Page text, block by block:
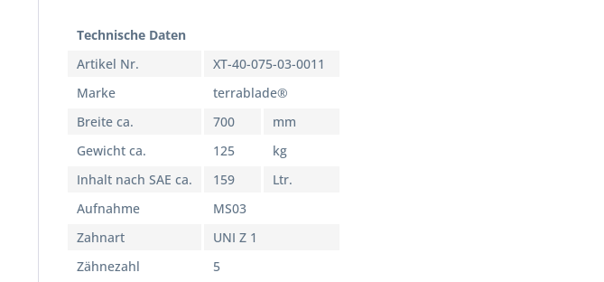
Technische Daten
Artikel Nr.
XT-40-075-03-0011
Marke
terrablade®
Breite ca.
700
mm
Gewicht ca.
125
kg
Inhalt nach SAE ca.
159
Ltr.
Aufnahme
MS03
Zahnart
UNI Z 1
Zähnezahl
5